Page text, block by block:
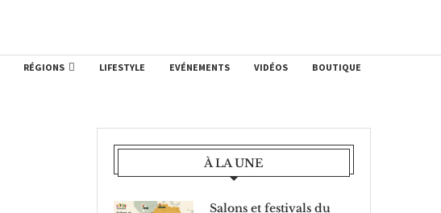
RÉGIONS LIFESTYLE EVÉNEMENTS VIDÉOS BOUTIQUE
À LA UNE
Salons et festivals du